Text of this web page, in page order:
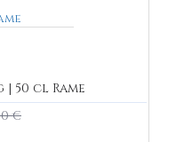
50 cl Rame
€